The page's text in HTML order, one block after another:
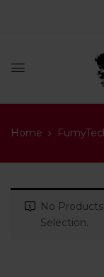
Home
No
Selection.